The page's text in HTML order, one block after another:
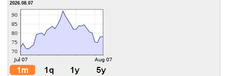
2026.08.07